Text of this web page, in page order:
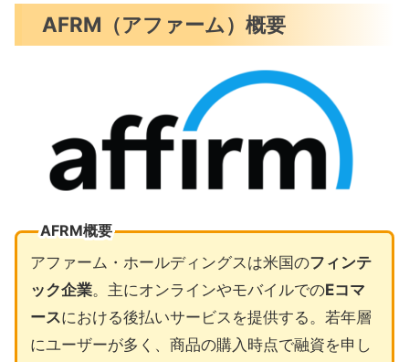
AFRM（アファーム）概要
AFRM概要
アファーム・ホールディングスは米国のフィンテ
ック企業。主にオンラインやモバイルでのEコマ
ースにおける後払いサービスを提供する。若年層
にユーザーが多く、商品の購入時点で融資を申し